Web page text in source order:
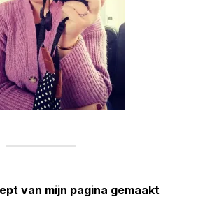
van mijn pagina gemaakt